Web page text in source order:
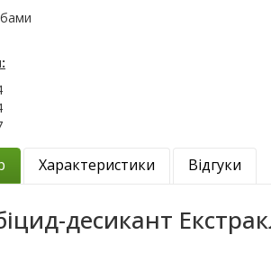
Характеристики Відгуки
десикант